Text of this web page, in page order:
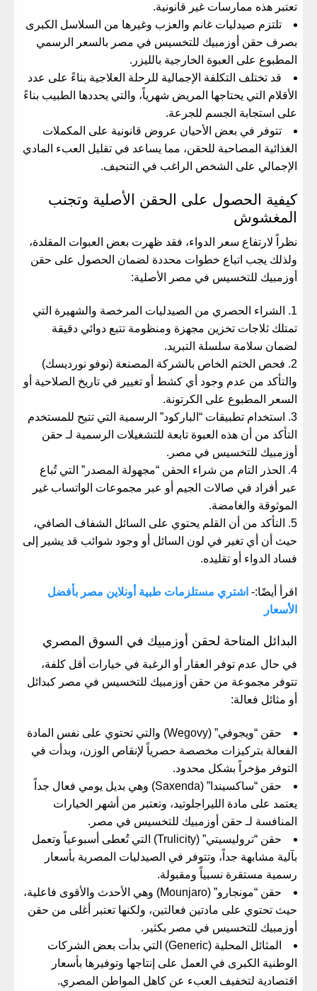
تعتبر هذه ممارسات غير قانونية.
​تلتزم صيدليات غانم والعزب وغيرها من السلاسل الكبرى
بصرف حقن أوزمبيك للتخسيس في مصر بالسعر الرسمي
المطبوع على العبوة الخارجية بالليزر.
​قد تختلف التكلفة الإجمالية للرحلة العلاجية بناءً على عدد
الأقلام التي يحتاجها المريض شهرياً، والتي يحددها الطبيب بناءً
على استجابة الجسم للجرعة.
​تتوفر في بعض الأحيان عروض قانونية على المكملات
الغذائية المصاحبة للحقن، مما يساعد في تقليل العبء المادي
الإجمالي على الشخص الراغب في التنحيف.
​كيفية الحصول على الحقن الأصلية وتجنب
المغشوش
​نظراً لارتفاع سعر الدواء، فقد ظهرت بعض العبوات المقلدة،
ولذلك يجب اتباع خطوات محددة لضمان الحصول على حقن
أوزمبيك للتخسيس في مصر
الأصلية:
​الشراء الحصري من الصيدليات المرخصة والشهيرة التي
تمتلك ثلاجات تخزين مجهزة ومنظومة تتبع دوائي دقيقة
لضمان سلامة سلسلة التبريد.
​فحص الختم الخاص بالشركة المصنعة (نوفو نورديسك)
والتأكد من عدم وجود أي كشط أو تغيير في تاريخ الصلاحية أو
السعر المطبوع على الكرتونة.
​استخدام تطبيقات “الباركود” الرسمية التي تتيح للمستخدم
التأكد من أن هذه العبوة تابعة للتشغيلات الرسمية لـ حقن
أوزمبيك للتخسيس في مصر .
​الحذر التام من شراء الحقن “مجهولة المصدر” التي تُباع
عبر أفراد في صالات الجيم أو عبر مجموعات الواتساب غير
الموثوقة والغامضة.
​التأكد من أن القلم يحتوي على السائل الشفاف الصافي،
حيث أن أي تغير في لون السائل أو وجود شوائب قد يشير إلى
فساد الدواء أو تقليده.
اقرأ أيضًا:- اشتري مستلزمات طبية أونلاين مصر بأفضل
الأسعار
​البدائل المتاحة لحقن أوزمبيك في السوق المصري
​في حال عدم توفر العقار أو الرغبة في خيارات أقل كلفة،
تتوفر مجموعة من حقن أوزمبيك للتخسيس في مصر كبدائل
أو مثائل فعالة:
​حقن “ويجوفي” (Wegovy) والتي تحتوي على نفس المادة
الفعالة بتركيزات مخصصة حصرياً لإنقاص الوزن، وبدأت في
التوفر مؤخراً بشكل محدود.
​حقن “ساكسيندا” (Saxenda) وهي بديل يومي فعال جداً
يعتمد على مادة الليراجلوتيد، وتعتبر من أشهر الخيارات
المنافسة لـ حقن أوزمبيك للتخسيس في مصر .
​حقن “تروليسيتي” (Trulicity) التي تُعطى أسبوعياً وتعمل
بآلية مشابهة جداً، وتتوفر في الصيدليات المصرية بأسعار
رسمية مستقرة نسبياً ومقبولة.
​حقن “مونجارو” (Mounjaro) وهي الأحدث والأقوى فاعلية،
حيث تحتوي على مادتين فعالتين، ولكنها تعتبر أغلى من حقن
أوزمبيك للتخسيس في مصر بكثير.
​المثائل المحلية (Generic) التي بدأت بعض الشركات
الوطنية الكبرى في العمل على إنتاجها وتوفيرها بأسعار
اقتصادية لتخفيف العبء عن كاهل المواطن المصري.